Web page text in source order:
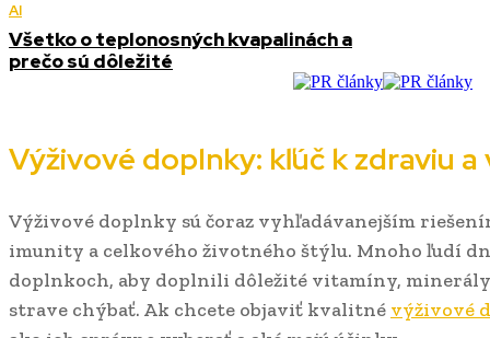
AI
Všetko o teplonosných kvapalinách a
prečo sú dôležité
Výživové doplnky: kľúč k zdraviu
Výživové doplnky sú čoraz vyhľadávanejším
imunity a celkového životného štýlu. Mnoho ľudí
doplnkoch, aby doplnili dôležité vitamíny,
strave chýbať. Ak chcete objaviť kvalitné výživové